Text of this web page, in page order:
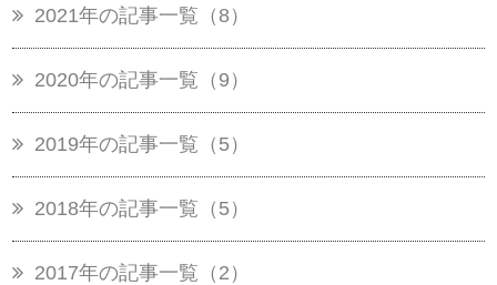
2021年の記事一覧（8）
2020年の記事一覧（9）
2019年の記事一覧（5）
2018年の記事一覧（5）
2017年の記事一覧（2）